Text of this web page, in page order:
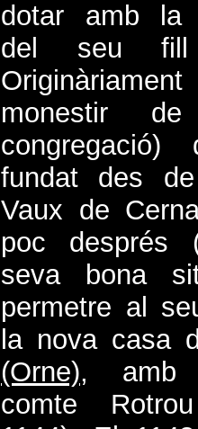
dotar amb la
del seu fill
monestir
congregació)
fundat des
Vaux de
poc després
seva bona
permetre al
la nova casa
(Orne), amb
comte